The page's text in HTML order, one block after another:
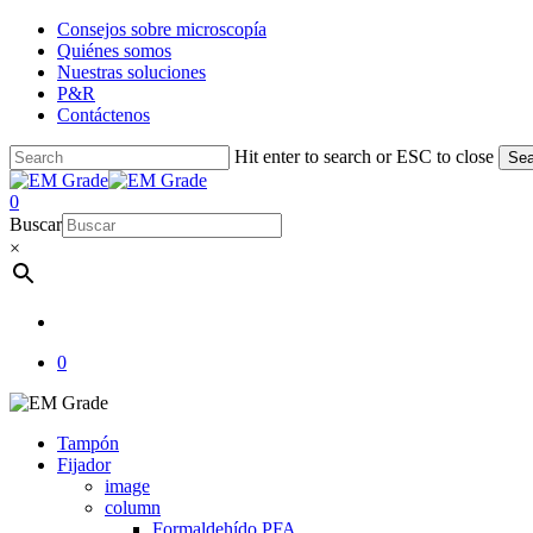
Skip
main
content
Consejos sobre microscopía
Quiénes somos
Nuestras soluciones
P&R
Contáctenos
Hit enter to search or ESC to close
Close
Search
account
0
Menu
Buscar
×
0
Tampón
Fijador
image
column
Formaldehído PFA